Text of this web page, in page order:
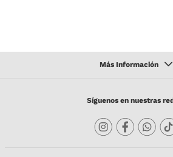
Síguenos en nuestras